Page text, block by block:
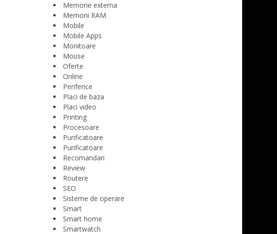
Memorie externa
Memorii RAM
Mobile
Mobile Apps
Monitoare
Mouse
Oferte
Online
Periferice
Placi de baza
Placi video
Printing
Procesoare
Purificatoare
Purificatoare
Recomandari
Review
Routere
SEO
Sisteme de operare
Smart
Smart home
Smartwatch